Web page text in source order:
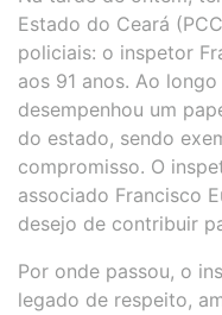
Estado do Ceará
policiais: o inspetor
aos 91 anos. Ao
desempenhou um
do estado, sendo
compromisso. O
associado Francisco
desejo de contribuir
Por onde passou, o
legado de respeito,